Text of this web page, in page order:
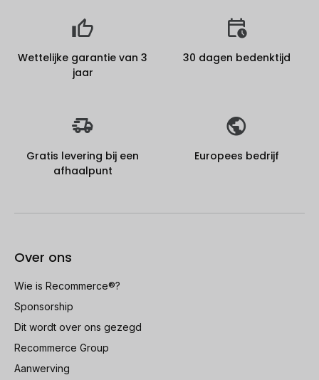
Wettelijke garantie van 3
jaar
30 dagen bedenktijd
Gratis levering bij een
afhaalpunt
Europees bedrijf
Over ons
Wie is Recommerce®?
Sponsorship
Dit wordt over ons gezegd
Recommerce Group
Aanwerving